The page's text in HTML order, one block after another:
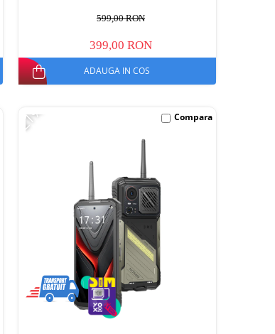
599,00 RON
399,00 RON
ADAUGA IN COS
-21% Compara